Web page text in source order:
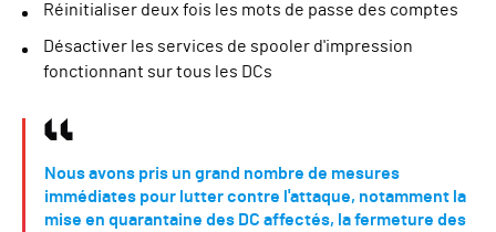
Réinitialiser deux fois les mots de passe des comptes
Désactiver les services de spooler d'impression
fonctionnant sur tous les DCs
Nous avons pris un grand nombre de mesures
immédiates pour lutter contre l'attaque, notamment la
mise en quarantaine des DC affectés, la fermeture des